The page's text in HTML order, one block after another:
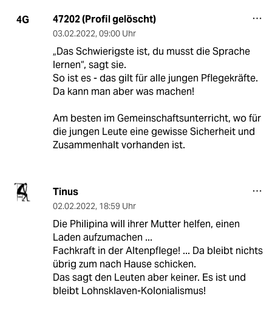
4G 47202 (Profil gelöscht)
03.02.2022, 09:00 Uhr
„Das Schwierigste ist, du musst die Sprache
lernen“, sagt sie.
So ist es - das gilt für alle jungen Pflegekräfte.
Da kann man aber was machen!
Am besten im Gemeinschaftsunterricht, wo für
die jungen Leute eine gewisse Sicherheit und
Zusammenhalt vorhanden ist.
Tinus
02.02.2022, 18:59 Uhr
Die Philipina will ihrer Mutter helfen, einen
Laden aufzumachen ...
Fachkraft in der Altenpflege! ... Da bleibt nichts
übrig zum nach Hause schicken.
Das sagt den Leuten aber keiner. Es ist und
bleibt Lohnsklaven-Kolonialismus!